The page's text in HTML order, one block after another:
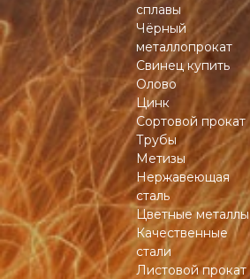
сплавы
Чёрный
металлопрокат
Свинец купить
Олово
Цинк
Сортовой прокат
Трубы
Метизы
Нержавеющая
сталь
Цветные металлы
Качественные
стали
Листовой прокат